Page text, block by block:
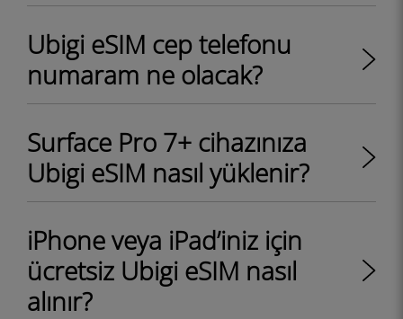
Ubigi eSIM cep telefonu
numaram ne olacak?
Surface Pro 7+ cihazınıza
Ubigi eSIM nasıl yüklenir?
iPhone veya iPad’iniz için
ücretsiz Ubigi eSIM nasıl
alınır?